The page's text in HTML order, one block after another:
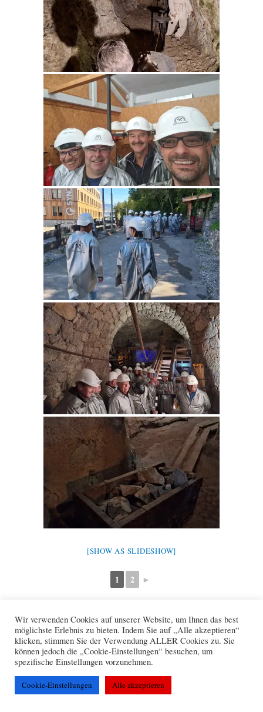
[SHOW AS SLIDESHOW]
1 2 ►
F
a
c
e
b
o
k
W
h
a
t
s
A
p
p
X
Kontakt Datenschutz Impressum
Copyright © 2026 Turnverein Schaan
Wir verwenden Cookies auf unserer Website, um Ihnen das best
möglichste Erlebnis zu bieten. Indem Sie auf „Alle akzeptieren“
klicken, stimmen Sie der Verwendung ALLER Cookies zu. Sie
können jedoch die „Cookie-Einstellungen“ besuchen, um
spezifische Einstellungen vorzunehmen.
Cookie-Einstellungen Alle akzeptieren